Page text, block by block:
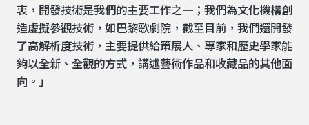
衷，開發技術是我們的主要工作之一；我們為文化機構創
造虛擬參觀技術，如巴黎歌劇院，截至目前，我們還開發
了高解析度技術，主要提供給策展人、專家和歷史學家能
夠以全新、全觀的方式，講述藝術作品和收藏品的其他面
向。」